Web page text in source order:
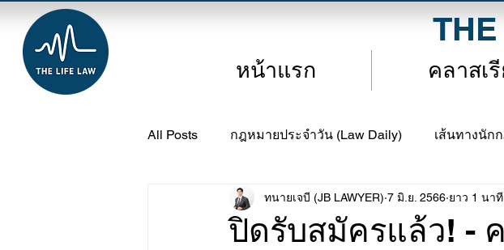
หน้าแรก คลาสเ
All Posts กฎหมายประจำวัน (Law Daily) เส้นทางนัก
คลาสเรียน (Study Class) Law Inspired
ปิดรับสมัครแล้ว! -
ทนายเจบี (JB LAWYER) 7 มิ.ย. 2566 ยาว 1 นาที